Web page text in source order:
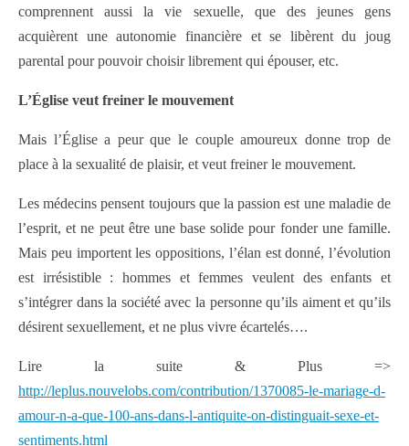
comprennent aussi la vie sexuelle, que des jeunes gens
acquièrent une autonomie financière et se libèrent du joug
parental pour pouvoir choisir librement qui épouser, etc.
L’Église veut freiner le mouvement
Mais l’Église a peur que le couple amoureux donne trop de
place à la sexualité de plaisir, et veut freiner le mouvement.
Les médecins pensent toujours que la passion est une maladie de
l’esprit, et ne peut être une base solide pour fonder une famille.
Mais peu importent les oppositions, l’élan est donné, l’évolution
est irrésistible : hommes et femmes veulent des enfants et
s’intégrer dans la société avec la personne qu’ils aiment et qu’ils
désirent sexuellement, et ne plus vivre écartelés….
Lire la suite & Plus =>
http://leplus.nouvelobs.com/contribution/1370085-le-mariage-d-
amour-n-a-que-100-ans-dans-l-antiquite-on-distinguait-sexe-et-
sentiments.html